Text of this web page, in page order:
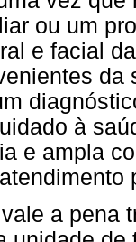
ou um
e facial
à
e ampla
a pena